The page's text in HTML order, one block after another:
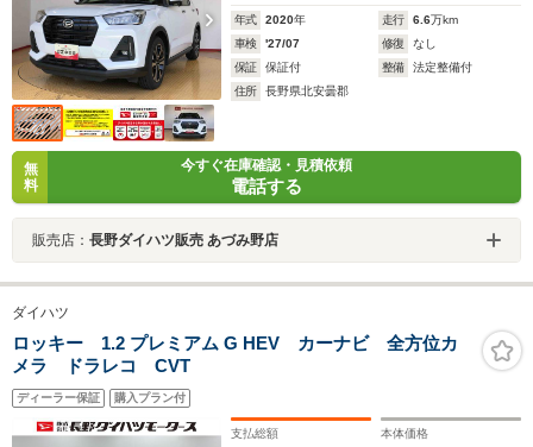
年式 2020年 走行 6.6万km
車検
'27/07 修復
なし
保証
保証付 整備
法定整備付
住所
長野県北安曇郡
無
料
今すぐ在庫確認・見積依頼
電話する
販売店： 長野ダイハツ販売 あづみ野店
ダイハツ
ロッキー 1.2 プレミアム G HEV カーナビ 全方位カ
メラ ドラレコ CVT
ディーラー保証 購入プラン付
支払総額 本体価格